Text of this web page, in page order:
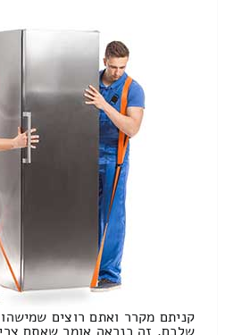
קניתם מקרר ואתם רוצים